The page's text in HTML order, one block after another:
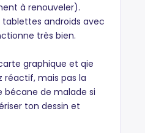
à renouveler).
androids avec
très bien.
graphique et qie
réactif, mais pas la
bécane de malade si
ton dessin et